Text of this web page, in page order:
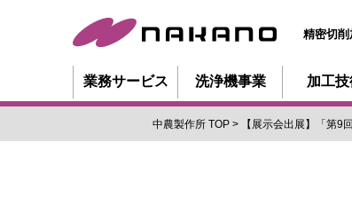
精密切
業務サービス 洗浄機事業 加工技
中農製作所 TOP 【展示会出展】「第9